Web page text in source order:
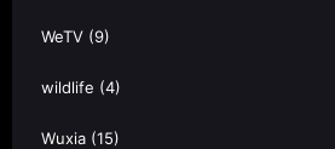
WeTV (9)
wildlife (4)
Wuxia (15)